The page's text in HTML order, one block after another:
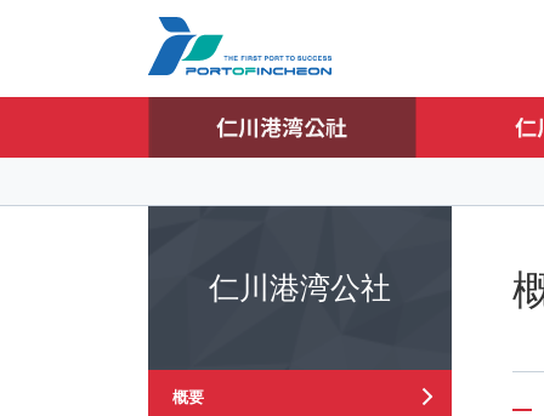
仁川港湾公社
概要